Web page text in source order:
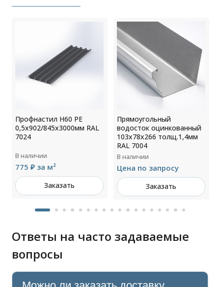
Профнастил Н60 РЕ
0,5х902/845х3000мм RAL
7024
В наличии
775 ₽ за м²
Заказать
Прямоугольный
водосток оцинкованный
103х78х266 толщ.1,4мм
RAL 7004
В наличии
Цена по запросу
Заказать
Ответы на часто задаваемые
вопросы